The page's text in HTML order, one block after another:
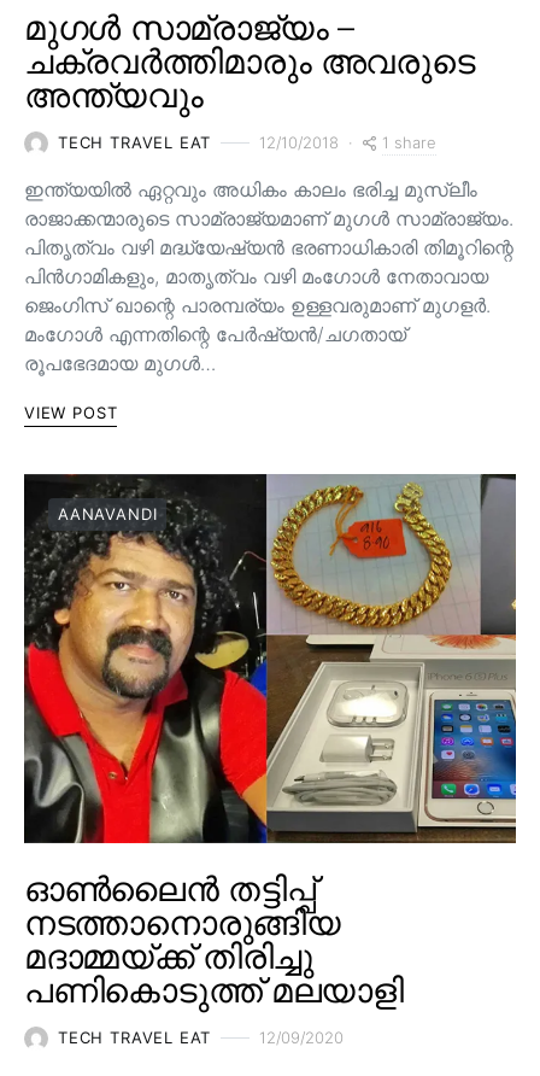
മുഗൾ സാമ്രാജ്യം –
ചക്രവർത്തിമാരും അവരുടെ
അന്ത്യവും
TECH TRAVEL EAT 12/10/2018 1 share
ഇന്ത്യയിൽ ഏറ്റവും അധികം കാലം ഭരിച്ച മുസ്ലീം
രാജാക്കന്മാരുടെ സാമ്രാജ്യമാണ് മുഗൾ സാമ്രാജ്യം.
പിതൃത്വം വഴി മദ്ധ്യേഷ്യൻ ഭരണാധികാരി തിമൂറിന്റെ
പിൻ‌ഗാമികളും, മാതൃത്വം വഴി മംഗോൾ നേതാവായ
ജെംഗിസ് ഖാന്റെ പാരമ്പര്യം ഉള്ളവരുമാണ്‌ മുഗളർ.
മംഗോൾ എന്നതിന്റെ പേർഷ്യൻ/ചഗതായ്
രൂപഭേദമായ മുഗൾ…
VIEW POST
AANAVANDI
ഓൺലൈൻ തട്ടിപ്പ്
നടത്താനൊരുങ്ങിയ
മദാമ്മയ്ക്ക് തിരിച്ചു
പണികൊടുത്ത് മലയാളി
TECH TRAVEL EAT 12/09/2020